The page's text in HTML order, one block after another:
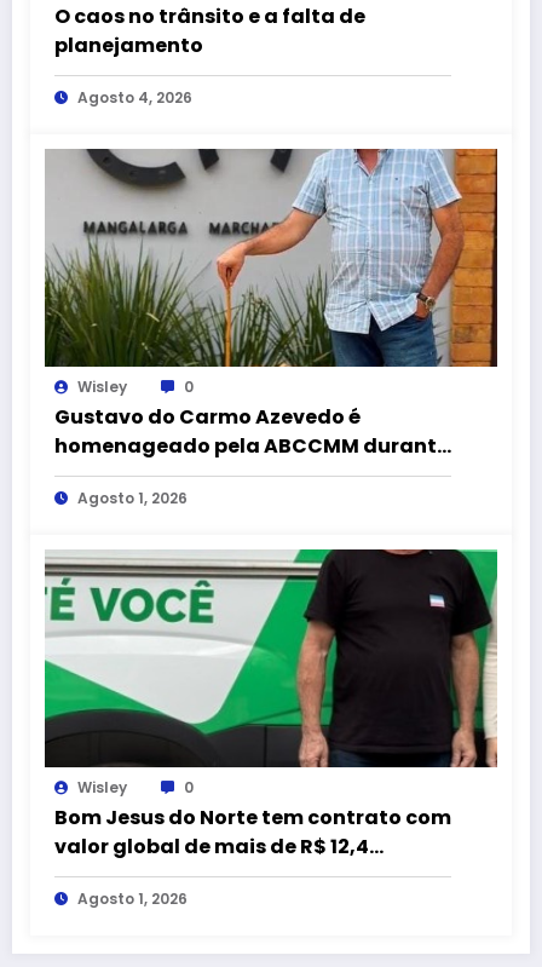
O caos no trânsito e a falta de
planejamento
Agosto 4, 2026
Wisley 0
Gustavo do Carmo Azevedo é
homenageado pela ABCCMM durante
a 43ª Exposição Nacional do
Mangalarga Marchador
Agosto 1, 2026
Wisley 0
Bom Jesus do Norte tem contrato com
valor global de mais de R$ 12,4
milhões com empresa citada em
representação do MPC-ES
Agosto 1, 2026